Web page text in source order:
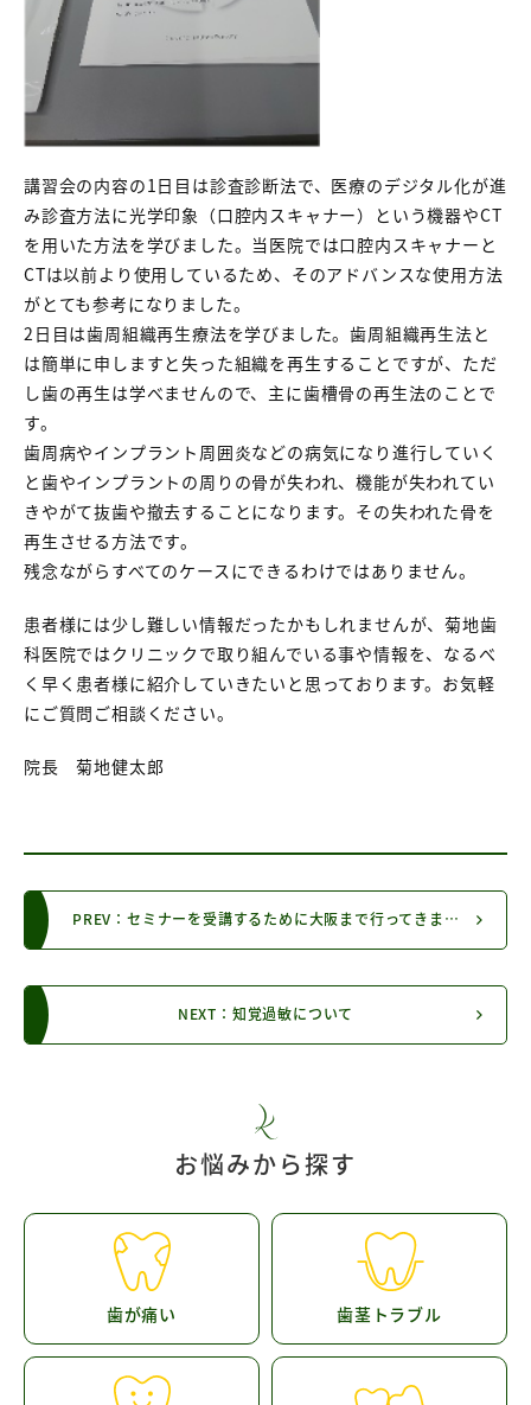
講習会の内容の1日目は診査診断法で、医療のデジタル化が進
み診査方法に光学印象（口腔内スキャナー）という機器やCT
を用いた方法を学びました。当医院では口腔内スキャナーと
CTは以前より使用しているため、そのアドバンスな使用方法
がとても参考になりました。
2日目は歯周組織再生療法を学びました。歯周組織再生法と
は簡単に申しますと失った組織を再生することですが、ただ
し歯の再生は学べませんので、主に歯槽骨の再生法のことで
す。
歯周病やインプラント周囲炎などの病気になり進行していく
と歯やインプラントの周りの骨が失われ、機能が失われてい
きやがて抜歯や撤去することになります。その失われた骨を
再生させる方法です。
残念ながらすべてのケースにできるわけではありません。
患者様には少し難しい情報だったかもしれませんが、菊地歯
科医院ではクリニックで取り組んでいる事や情報を、なるべ
く早く患者様に紹介していきたいと思っております。お気軽
にご質問ご相談ください。
院長 菊地健太郎
PREV：セミナーを受講するために大阪まで行ってきました。
NEXT：知覚過敏について
お悩みから探す
歯が痛い 歯茎トラブル